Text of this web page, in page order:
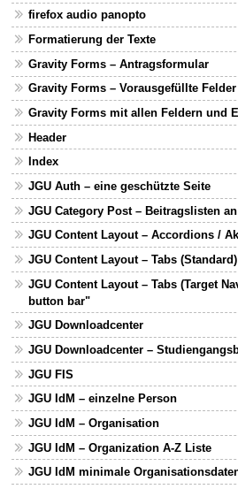
firefox audio panopto
Formatierung der Texte
Gravity Forms – Antragsformular
Gravity Forms – Vorausgefüllte Felder
Gravity Forms mit allen Feldern und
Header
Index
JGU Auth – eine geschützte Seite
JGU Category Post – Beitragslisten
JGU Content Layout – Accordions /
JGU Content Layout – Tabs (Standard)
JGU Content Layout – Tabs (Target
button bar"
JGU Downloadcenter
JGU Downloadcenter –
JGU FIS
JGU IdM – einzelne Person
JGU IdM – Organisation
JGU IdM – Organization A-Z Liste
JGU IdM minimale